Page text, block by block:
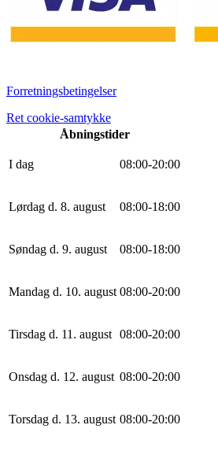
Forretningsbetingelser
Ret cookie-samtykke
Åbningstider
I dag 08:00-20:00
Lørdag d. 8. august 08:00-18:00
Søndag d. 9. august 08:00-18:00
Mandag d. 10. august 08:00-20:00
Tirsdag d. 11. august 08:00-20:00
Onsdag d. 12. august 08:00-20:00
Torsdag d. 13. august 08:00-20:00